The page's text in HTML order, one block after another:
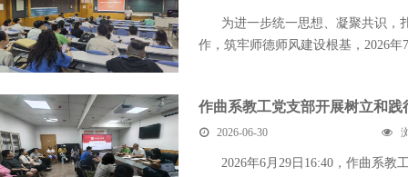
为进一步统一思想、凝聚共识，
作，筑牢师德师风建设根基，2026年
作曲系教工党支部开展树立和
2026-06-30
2026年6月29日16:40，作曲系教